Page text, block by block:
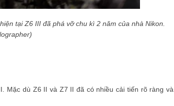
tại Z6 III đã phá vỡ chu kì 2 năm của nhà Nikon.
Mặc dù Z6 II và Z7 II đã có nhiều cải tiến rõ ràng và